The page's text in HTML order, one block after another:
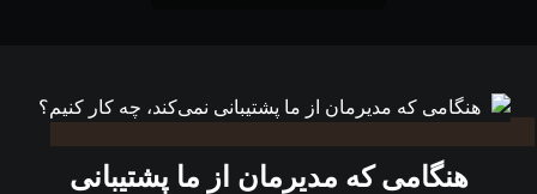
هنگامی که مدیرمان از ما پشتیبانی